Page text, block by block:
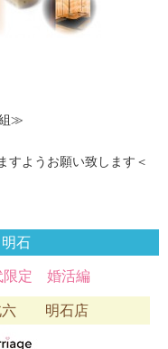
≫
ようお願い致します＜
石
限定 婚活編
六 明石店